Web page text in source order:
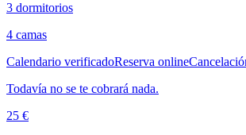
3 dormitorios
4 camas
Calendario verificadoReserva online
Todavía no se te cobrará nada.
25 €